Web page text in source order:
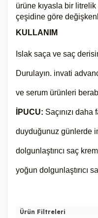
ürüne kıyasla bir litrelik
çeşidine göre
KULLANIM
Islak saça ve saç
Durulayın. invati
ve serum ürünleri
İPUCU: Saçınızı
duyduğunuz günlerde
dolgunlaştırıcı saç
yoğun dolgunlaştırıcı
Ürün Filtreleri